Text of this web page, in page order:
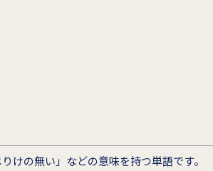
けの無い」などの意味を持つ単語です。